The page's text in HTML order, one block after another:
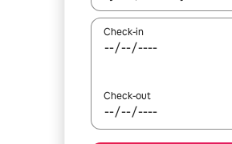
Check-in
Check-out